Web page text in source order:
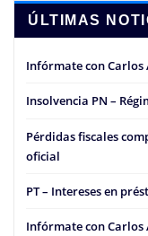
ÚLTIMAS
Infórmate con Carlos
Insolvencia PN –
Pérdidas fiscales
oficial
PT – Intereses en
Infórmate con Carlos